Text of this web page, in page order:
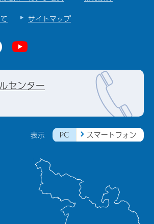
サイトマップ
表示 PC スマートフォン
センター